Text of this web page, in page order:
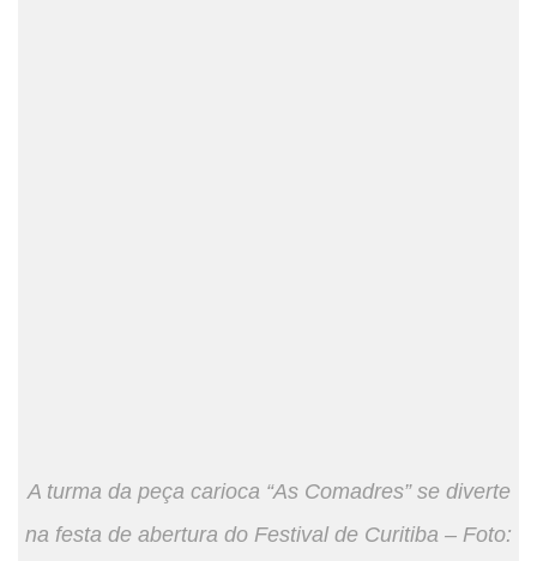
A turma da peça carioca “As Comadres” se diverte
na festa de abertura do Festival de Curitiba – Foto: